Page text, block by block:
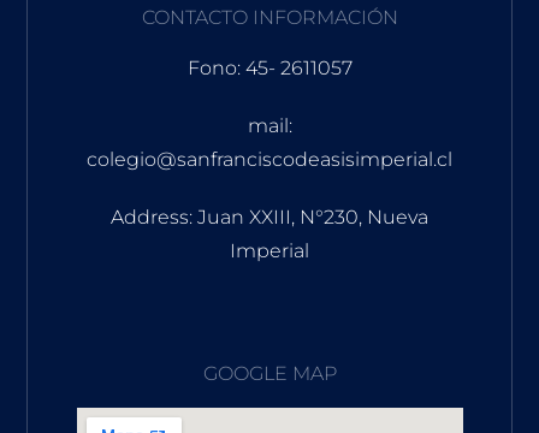
CONTACTO INFORMACIÓN
Fono: 45- 2611057
mail:
colegio@sanfranciscodeasisimperial.cl
Address: Juan XXIII, N°230, Nueva
Imperial
GOOGLE MAP